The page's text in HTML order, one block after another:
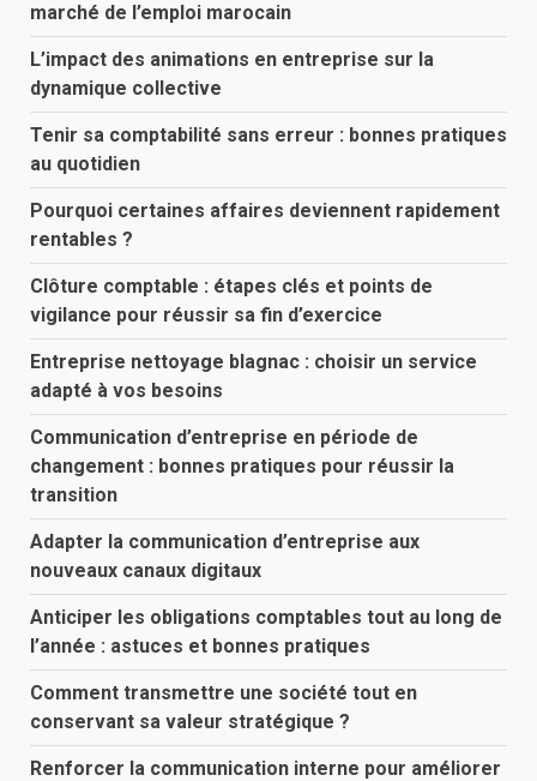
marché de l’emploi marocain
L’impact des animations en entreprise sur la
dynamique collective
Tenir sa comptabilité sans erreur : bonnes pratiques
au quotidien
Pourquoi certaines affaires deviennent rapidement
rentables ?
Clôture comptable : étapes clés et points de
vigilance pour réussir sa fin d’exercice
Entreprise nettoyage blagnac : choisir un service
adapté à vos besoins
Communication d’entreprise en période de
changement : bonnes pratiques pour réussir la
transition
Adapter la communication d’entreprise aux
nouveaux canaux digitaux
Anticiper les obligations comptables tout au long de
l’année : astuces et bonnes pratiques
Comment transmettre une société tout en
conservant sa valeur stratégique ?
Renforcer la communication interne pour améliorer